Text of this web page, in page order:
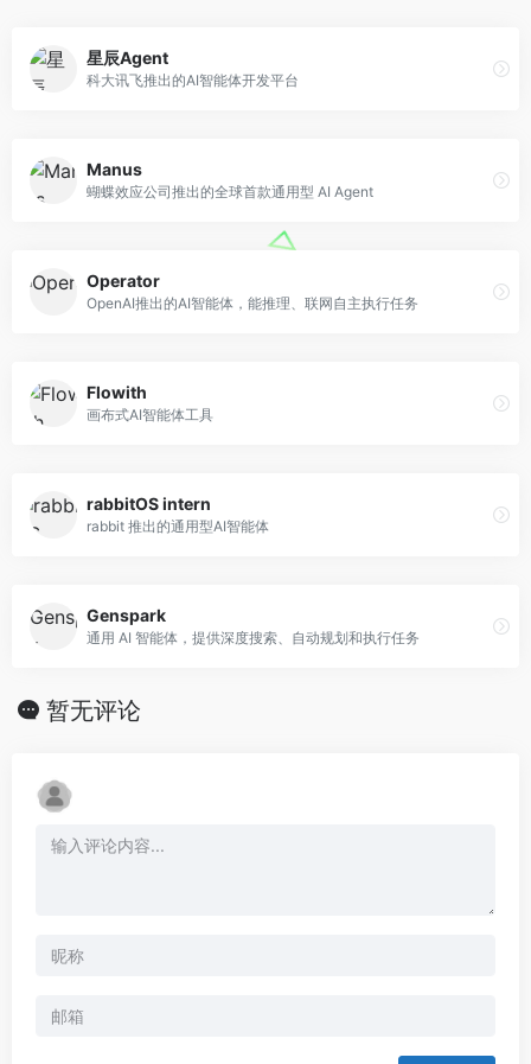
星辰Agent
科大讯飞推出的AI智能体开发平台
Manus
蝴蝶效应公司推出的全球首款通用型 AI Agent
Operator
OpenAI推出的AI智能体，能推理、联网自主执行任务
Flowith
画布式AI智能体工具
rabbitOS intern
rabbit 推出的通用型AI智能体
Genspark
通用 AI 智能体，提供深度搜索、自动规划和执行任务
暂无评论